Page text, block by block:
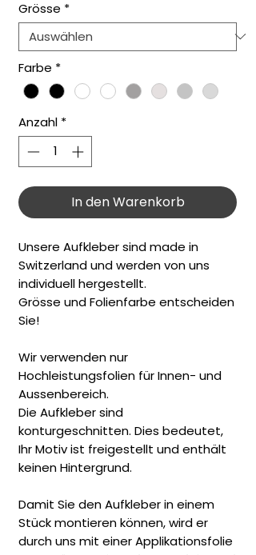
Grösse *
Farbe *
Anzahl *
In den Warenkorb
Unsere Aufkleber sind made in
Switzerland und werden von uns
individuell hergestellt.
Grösse und Folienfarbe entscheiden
Sie!
Wir verwenden nur
Hochleistungsfolien für Innen- und
Aussenbereich.
Die Aufkleber sind
konturgeschnitten. Dies bedeutet,
Ihr Motiv ist freigestellt und enthält
keinen Hintergrund.
Damit Sie den Aufkleber in einem
Stück montieren können, wird er
durch uns mit einer Applikationsfolie